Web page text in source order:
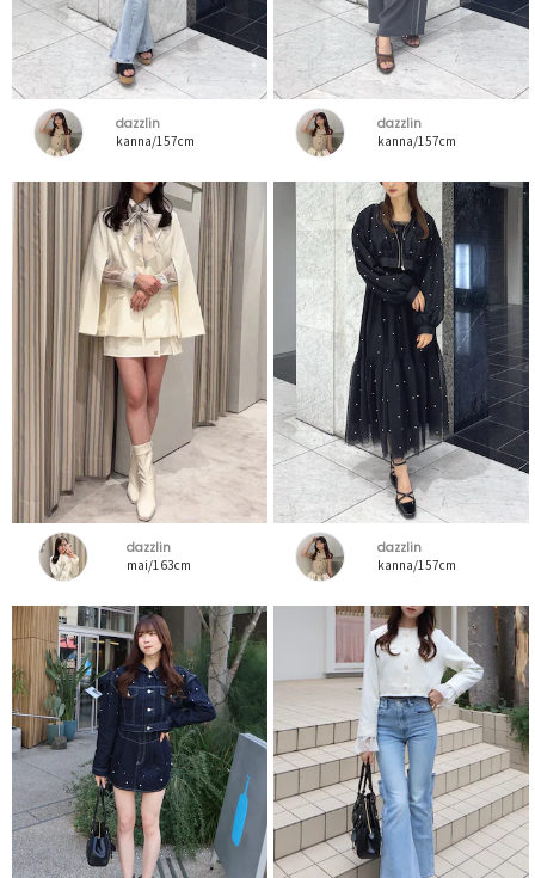
dazzlin
kanna/157cm
dazzlin
kanna/157cm
dazzlin
mai/163cm
dazzlin
kanna/157cm